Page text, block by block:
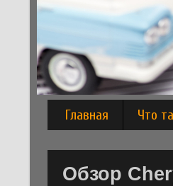
Главная Что
Обзор